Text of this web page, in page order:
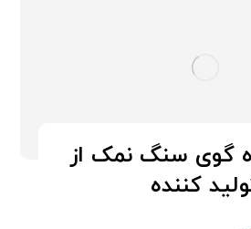
گوی سنگ نمک از
کننده